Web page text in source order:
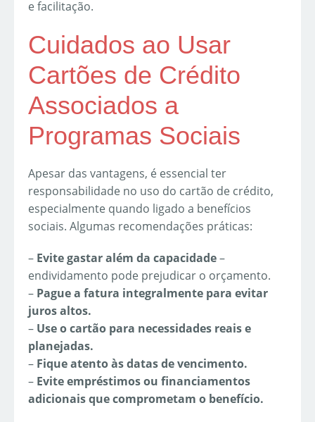
e facilitação.
Cuidados ao Usar
Cartões de Crédito
Associados a
Programas Sociais
Apesar das vantagens, é essencial ter
responsabilidade no uso do cartão de crédito,
especialmente quando ligado a benefícios
sociais. Algumas recomendações práticas:
– Evite gastar além da capacidade–
endividamento pode prejudicar o orçamento.
– Pague a fatura integralmente para evitar
juros altos.
– Use o cartão para necessidades reais e
planejadas.
– Fique atento às datas de vencimento.
– Evite empréstimos ou financiamentos
adicionais que comprometam o benefício.